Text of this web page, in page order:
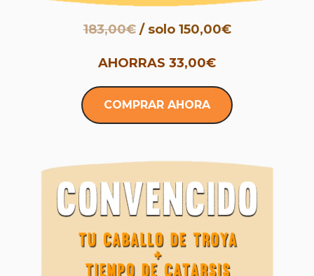
183,00€/ solo 150,00€
AHORRAS 33,00€
COMPRAR AHORA